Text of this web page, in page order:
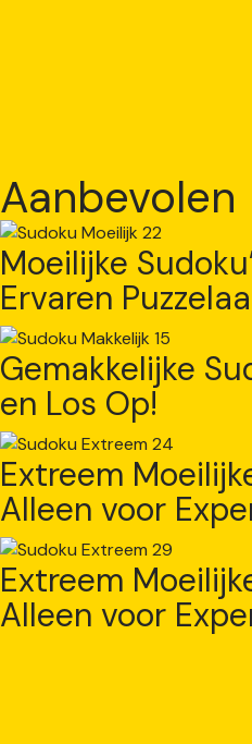
Aanbevolen
Moeilijke
Ervaren
Gemakkelijke
en Los Op!
Extreem
Alleen voor
Extreem
Alleen voor